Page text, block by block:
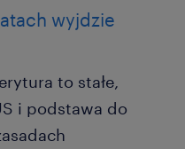
wyjdzie
to stałe,
i podstawa do